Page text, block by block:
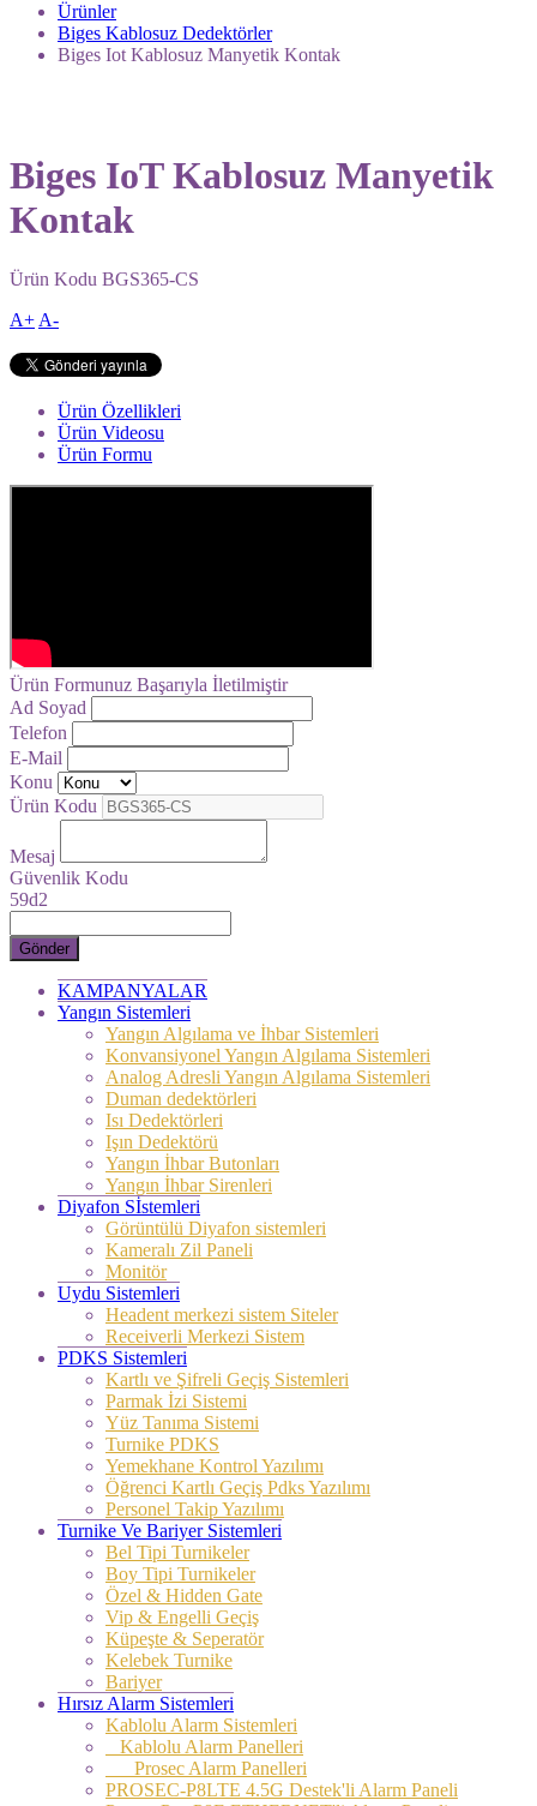
Ürünler
Biges Kablosuz Dedektörler
Biges Iot Kablosuz Manyetik Kontak
Biges IoT Kablosuz Manyetik
Kontak
Ürün Kodu BGS365-CS
A+ A-
Ürün Özellikleri
Ürün Videosu
Ürün Formu
Ürün Formunuz Başarıyla İletilmiştir
Ad Soyad
Telefon
E-Mail
Konu
Ürün Kodu
Mesaj
Güvenlik Kodu
59d2
Gönder
KAMPANYALAR
Yangın Sistemleri
Yangın Algılama ve İhbar Sistemleri
Konvansiyonel Yangın Algılama Sistemleri
Analog Adresli Yangın Algılama Sistemleri
Duman dedektörleri
Isı Dedektörleri
Işın Dedektörü
Yangın İhbar Butonları
Yangın İhbar Sirenleri
Diyafon Sİstemleri
Görüntülü Diyafon sistemleri
Kameralı Zil Paneli
Monitör
Uydu Sistemleri
Headent merkezi sistem Siteler
Receiverli Merkezi Sistem
PDKS Sistemleri
Kartlı ve Şifreli Geçiş Sistemleri
Parmak İzi Sistemi
Yüz Tanıma Sistemi
Turnike PDKS
Yemekhane Kontrol Yazılımı
Öğrenci Kartlı Geçiş Pdks Yazılımı
Personel Takip Yazılımı
Turnike Ve Bariyer Sistemleri
Bel Tipi Turnikeler
Boy Tipi Turnikeler
Özel & Hidden Gate
Vip & Engelli Geçiş
Küpeşte & Seperatör
Kelebek Turnike
Bariyer
Hırsız Alarm Sistemleri
Kablolu Alarm Sistemleri
Kablolu Alarm Panelleri
Prosec Alarm Panelleri
PROSEC-P8LTE 4.5G Destek'li Alarm Paneli